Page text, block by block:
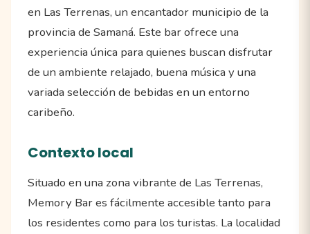
en Las Terrenas, un encantador municipio de la
provincia de Samaná. Este bar ofrece una
experiencia única para quienes buscan disfrutar
de un ambiente relajado, buena música y una
variada selección de bebidas en un entorno
caribeño.
Contexto local
Situado en una zona vibrante de Las Terrenas,
Memory Bar es fácilmente accesible tanto para
los residentes como para los turistas. La localidad